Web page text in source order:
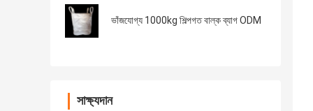
ভাঁজযোগ্য 1000kg শিল্পগত বাল্ক ব্যাগ ODM
সাক্ষ্যদান